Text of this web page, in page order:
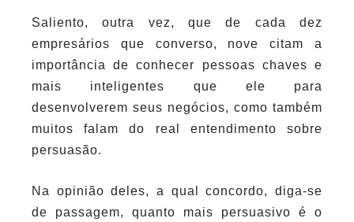
Saliento, outra vez, que de cada dez
empresários que converso, nove citam a
importância de conhecer pessoas chaves e
mais inteligentes que ele para
desenvolverem seus negócios, como também
muitos falam do real entendimento sobre
persuasão.
Na opinião deles, a qual concordo, diga-se
de passagem, quanto mais persuasivo é o